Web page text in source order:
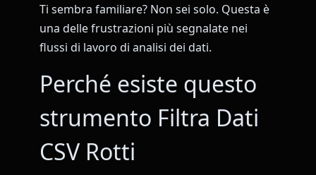
Ti sembra familiare? Non sei solo. Questa è
una delle frustrazioni più segnalate nei
flussi di lavoro di analisi dei dati.
Perché esiste questo
strumento Filtra Dati
CSV Rotti